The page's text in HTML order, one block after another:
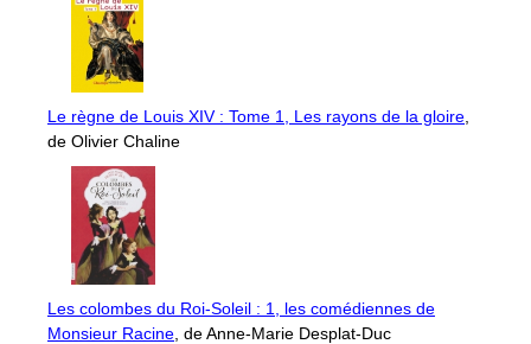
Le règne de Louis XIV : Tome 1, Les rayons de la gloire
de Olivier Chaline
Les colombes du Roi-Soleil : 1, les comédiennes de
Monsieur Racine , de Anne-Marie Desplat-Duc